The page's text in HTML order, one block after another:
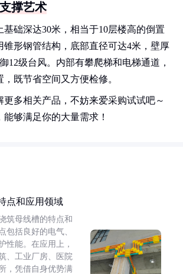
撑艺术
础深达30米，相当于10层楼高的倒置
锥形钢管结构，底部直径可达4米，壁厚
12级台风。内部有攀爬梯和电梯通道，
既节省空间又方便检修。
更多相关产品，不妨来爱采购试试吧～
够满足你的大量需求！
点和应用领域
筑母线槽的特点和
包括良好的电气、
性能。在应用上，
、工业厂房、医院
，凭借自身优势满